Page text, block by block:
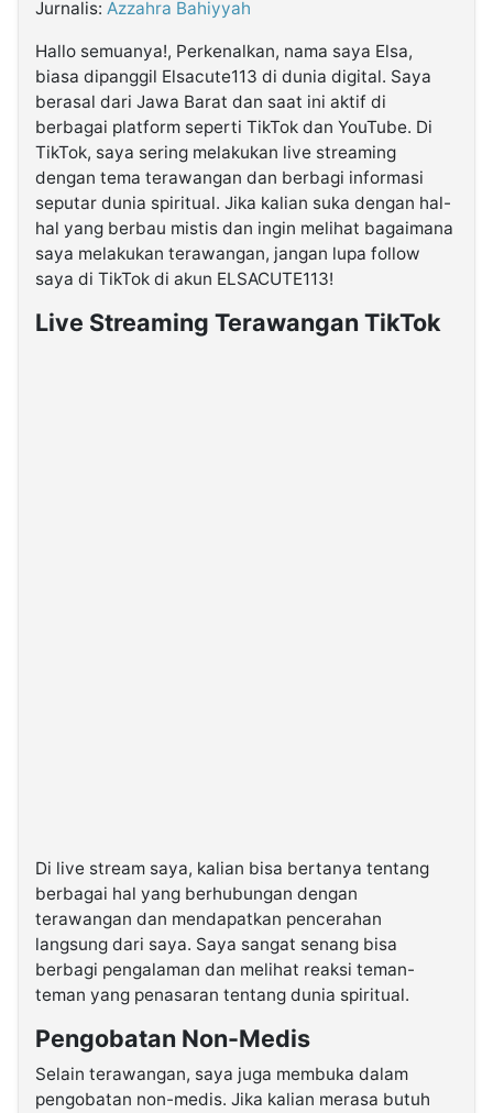
Kabarbaru.co
2026
Kabarbaru
Media
Holding
Jurnalis: Azzahra Bahiyyah
Hallo semuanya!, Perkenalkan, nama saya Elsa,
biasa dipanggil Elsacute113 di dunia digital. Saya
berasal dari Jawa Barat dan saat ini aktif di
berbagai platform seperti TikTok dan YouTube. Di
TikTok, saya sering melakukan live streaming
dengan tema terawangan dan berbagi informasi
seputar dunia spiritual. Jika kalian suka dengan hal-
hal yang berbau mistis dan ingin melihat bagaimana
saya melakukan terawangan, jangan lupa follow
saya di TikTok di akun ELSACUTE113!
Live Streaming Terawangan TikTok
Di live stream saya, kalian bisa bertanya tentang
berbagai hal yang berhubungan dengan
terawangan dan mendapatkan pencerahan
langsung dari saya. Saya sangat senang bisa
berbagi pengalaman dan melihat reaksi teman-
teman yang penasaran tentang dunia spiritual.
Pengobatan Non-Medis
Selain terawangan, saya juga membuka dalam
pengobatan non-medis. Jika kalian merasa butuh